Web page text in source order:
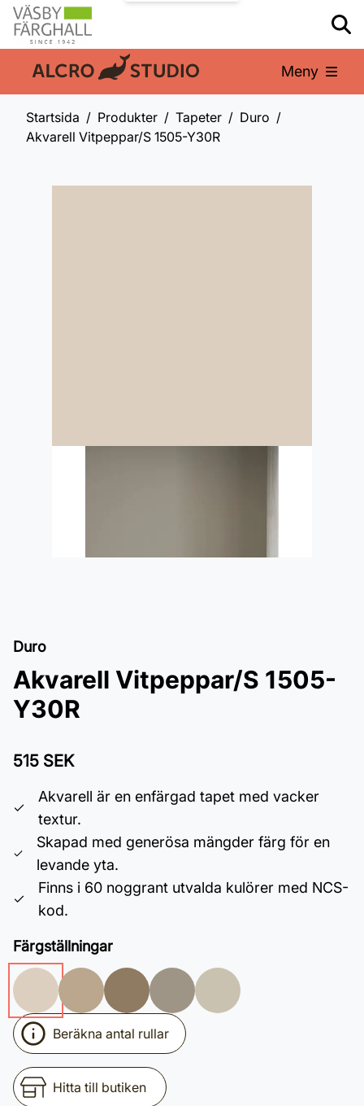
En del av: Meny
Startsida Produkter Tapeter
Duro
Akvarell Vitpeppar/S 1505-Y30R
Duro
Akvarell Vitpeppar/S 1505-
Y30R
515 SEK
Akvarell är en enfärgad tapet med vacker
textur.
Skapad med generösa mängder färg för en
levande yta.
Finns i 60 noggrant utvalda kulörer med NCS-
kod.
Färgställningar
Beräkna antal rullar
Hitta till butiken